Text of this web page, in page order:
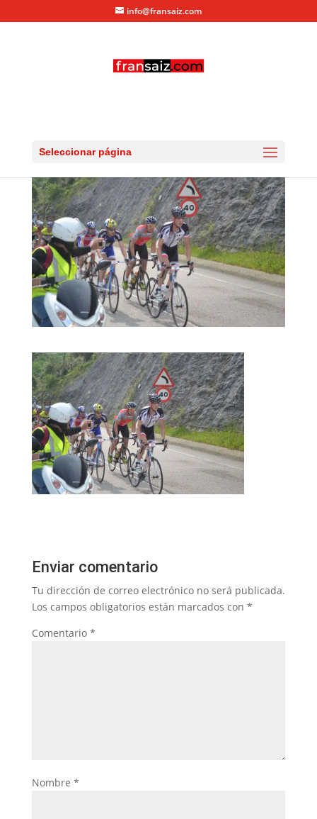
info@fransaiz.com
Seleccionar página
Enviar comentario
Tu dirección de correo electrónico no será publicada.
Los campos obligatorios están marcados con *
Comentario *
Nombre *